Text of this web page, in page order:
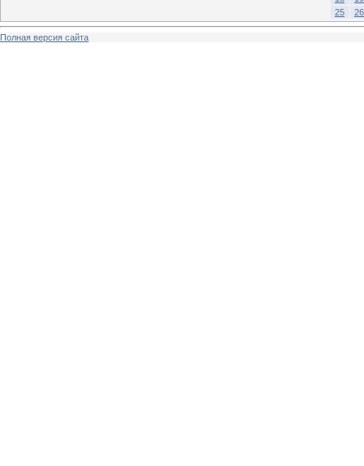
25
26
Полная версия сайта